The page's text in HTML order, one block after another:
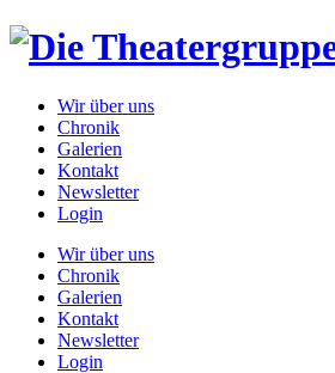
Wir über uns
Chronik
Galerien
Kontakt
Newsletter
Login
Wir über uns
Chronik
Galerien
Kontakt
Newsletter
Login